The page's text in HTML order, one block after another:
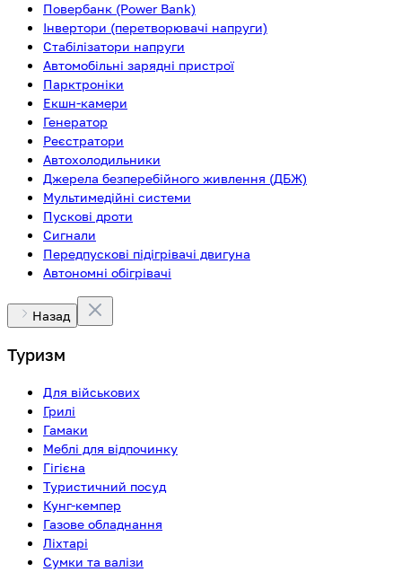
Повербанк (Power Bank)
Інвертори (перетворювачі напруги)
Стабілізатори напруги
Автомобільні зарядні пристрої
Парктроніки
Екшн-камери
Генератор
Реєстратори
Автохолодильники
Джерела безперебійного живлення (ДБЖ)
Мультимедійні системи
Пускові дроти
Сигнали
Передпускові підігрівачі двигуна
Автономні обігрівачі
Назад
Туризм
Для військових
Грилі
Гамаки
Меблі для відпочинку
Гігієна
Туристичний посуд
Кунг-кемпер
Газове обладнання
Ліхтарі
Сумки та валізи